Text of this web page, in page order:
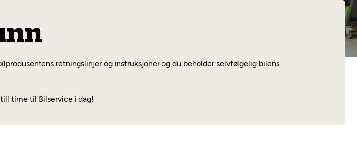
retningslinjer og instruksjoner og du beholder selvfølgelig bilens
time til Bilservice i dag!